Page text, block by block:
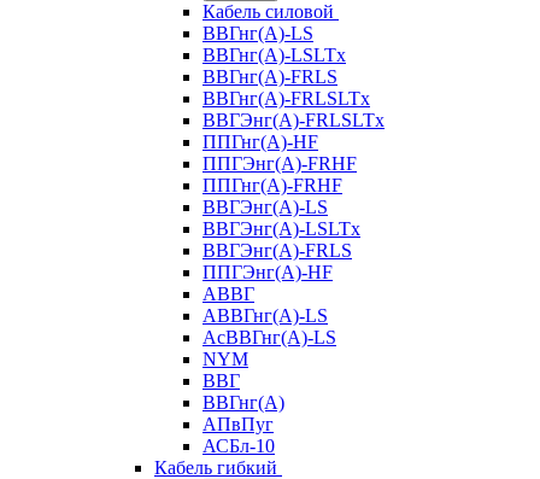
Кабель силовой
ВВГнг(А)-LS
ВВГнг(А)-LSLTx
ВВГнг(А)-FRLS
ВВГнг(А)-FRLSLTx
ВВГЭнг(А)-FRLSLTx
ППГнг(А)-HF
ППГЭнг(А)-FRHF
ППГнг(А)-FRHF
ВВГЭнг(А)-LS
ВВГЭнг(А)-LSLTx
ВВГЭнг(А)-FRLS
ППГЭнг(А)-HF
АВВГ
АВВГнг(А)-LS
АсВВГнг(А)-LS
NYM
ВВГ
ВВГнг(А)
АПвПуг
АСБл-10
Кабель гибкий